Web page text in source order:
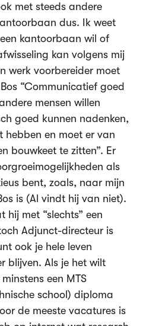
met steeds andere
dus. Ik weet
kantoorbaan wil of
kan volgens mij
werk voorbereider moet
“Communicatief goed
mensen willen
goed kunnen nadenken,
hebben en moet er van
bouwkeet te zitten”. Er
als
bent, zoals, naar mijn
is (Al vindt hij van niet).
hij met “slechts” een
Adjunct-directeur is
ook je hele leven
blijven. Als je het wilt
een MTS
school) diploma
de meeste vacatures is